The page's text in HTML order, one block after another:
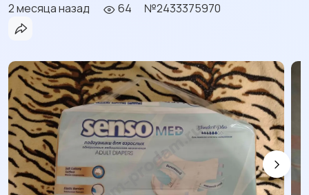
2 месяца назад 64 №2433375970